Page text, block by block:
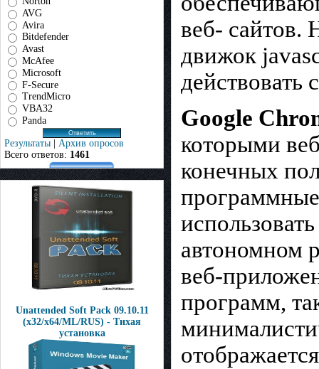
AVG
Avira
Bitdefender
Avast
McAfee
Microsoft
F-Secure
TrendMicro
VBA32
Panda
Результаты | Архив опросов
Всего ответов: 1461
Unattended Soft Pack 09.10.11
(x32/x64/ML/RUS) - Тихая
установка
веб- сайтов.
движок
Google
которыми
конечных
автономном
веб-
программ,